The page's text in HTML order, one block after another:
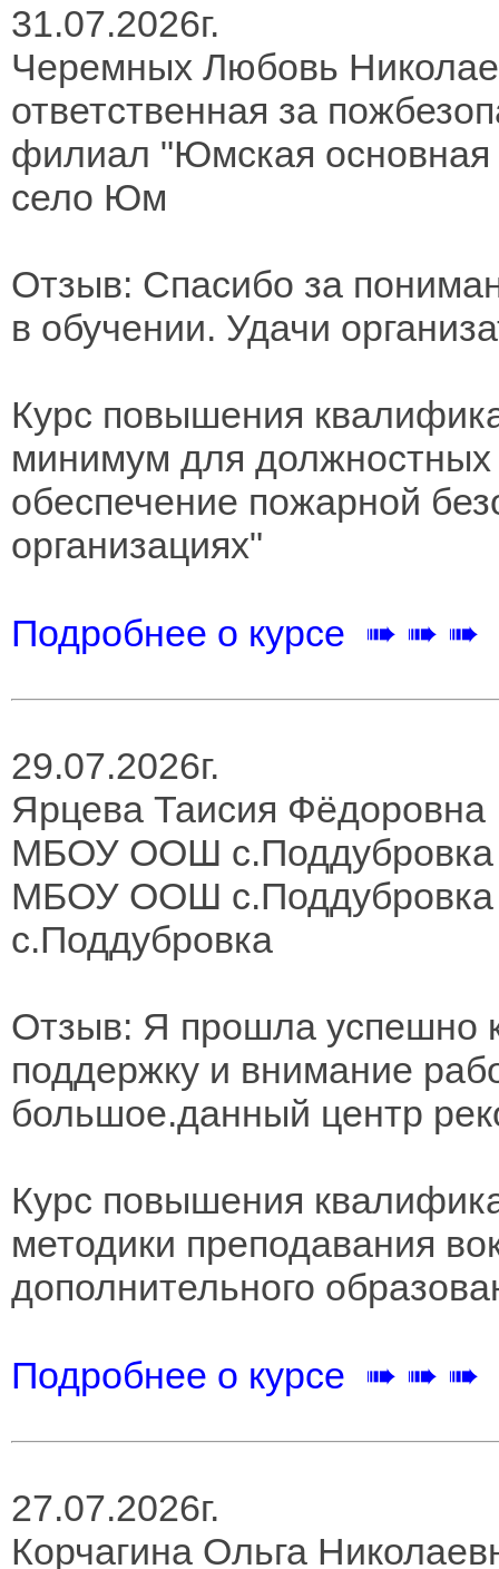
31.07.2026г.
Черемных Любовь
ответственная за
филиал "Юмская
село Юм
Отзыв: Спасибо за
в обучении. Удачи
Курс повышения
минимум для должностных
обеспечение пожарной
организациях"
Подробнее о курсе ➠ ➠ ➠
29.07.2026г.
Ярцева Таисия Фёдоровна
МБОУ ООШ с.Поддубровка
МБОУ ООШ с.Поддубровка
с.Поддубровка
Отзыв: Я прошла успешно
поддержку и внимание
большое.данный центр
Курс повышения
методики преподавания
дополнительного
Подробнее о курсе ➠ ➠ ➠
27.07.2026г.
Корчагина Ольга